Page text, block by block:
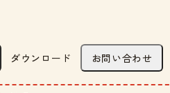
ダウンロード お問い合わせ